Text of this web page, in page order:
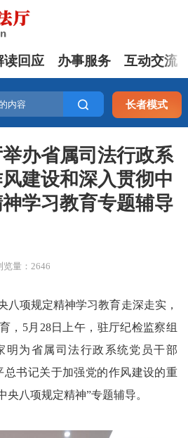
读回应 办事服务 互动交流
长者模式
办省属司法行政系
建设和深入贯彻中
学习教育专题辅导
览量：2646
项规定精神学习教育走深走实，
，5月28日上午，驻厅纪检监察组
明为省属司法行政系统党员干部
总书记关于加强党的作风建设的重
八项规定精神”专题辅导。